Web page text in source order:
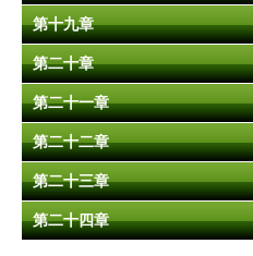
第十九章
第二十章
第二十一章
第二十二章
第二十三章
第二十四章